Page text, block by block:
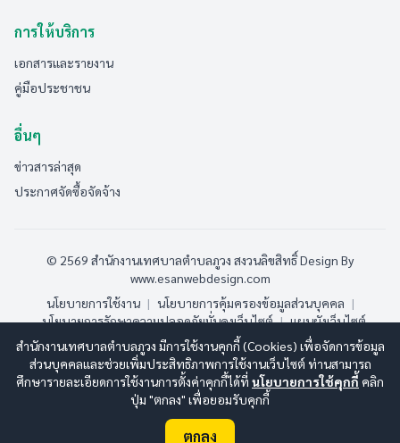
การให้บริการ
เอกสารและรายงาน
คู่มือประชาชน
อื่นๆ
ข่าวสารล่าสุด
ประกาศจัดซื้อจัดจ้าง
© 2569 สำนักงานเทศบาลตำบลภูวง สงวนลิขสิทธิ์Design By
www.esanwebdesign.com
นโยบายการใช้งาน | นโยบายการคุ้มครองข้อมูลส่วนบุคคล |
นโยบายการรักษาความปลอดภัยมั่นคงเว็บไซต์ | แผนผังเว็บไซต์
ออนไลน์:6 ทั้งหมด:188 (ดูสถิติทั้งหมด)
สำนักงานเทศบาลตำบลภูวง มีการใช้งานคุกกี้ (Cookies) เพื่อจัดการข้อมูล
ส่วนบุคคลและช่วยเพิ่มประสิทธิภาพการใช้งานเว็บไซต์ ท่านสามารถ
ศึกษารายละเอียดการใช้งานการตั้งค่าคุกกี้ได้ที่ นโยบายการใช้คุกกี้ คลิก
ปุ่ม "ตกลง" เพื่อยอมรับคุกกี้
ตกลง